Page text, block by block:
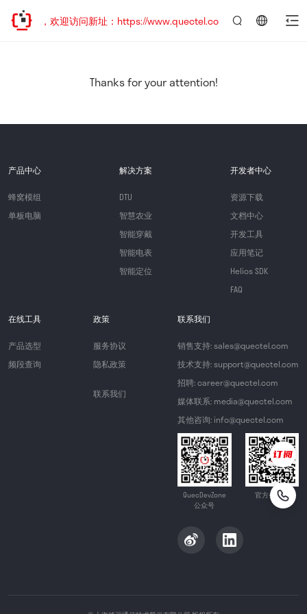
已迁移，欢迎访问新址：https://www.quectel.com.cn
Thanks for your attention!
产品中心
蜂窝模组
单板电脑
解决方案
DTU
智慧农业
智能穿戴
智能电表
智能定位
开发者中心
资源下载
文档中心
开发工具
应用笔记
Helios SDK
FAQ
在线工具
产品选型
频段查询
政策
服务协议
隐私政策
联系我们
联系我们
销售支持: sales@quectel.com
技术支持: support@quectel.com
招聘: career@quectel.com
媒体联系: media@quectel.com
其他咨询: info@quectel.com
QuecDevZone
公众号
官方公众号